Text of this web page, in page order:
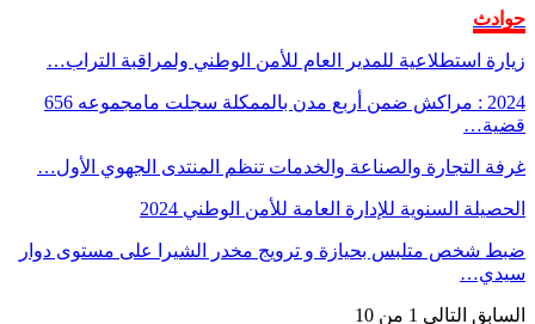
حوادث
زيارة استطلاعية للمدير العام للأمن الوطني ولمراقبة التراب…
2024 : مراكش ضمن أربع مدن بالممكلة سجلت مامجموعه 656
قضية…
غرفة التجارة والصناعة والخدمات تنظم المنتدى الجهوي الأول…
الحصيلة السنوية للإدارة العامة للأمن الوطني 2024
ضبط شخص متلبس بحيازة و ترويج مخدر الشيرا على مستوى دوار
سيدي…
السابق التالي 1 من 10